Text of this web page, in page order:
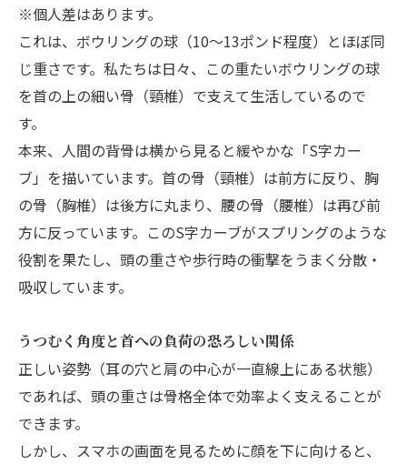
※個人差はあります。
これは、ボウリングの球（10〜13ポンド程度）とほぼ同
じ重さです。私たちは日々、この重たいボウリングの球
を首の上の細い骨（頸椎）で支えて生活しているので
す。
本来、人間の背骨は横から見ると緩やかな「S字カー
ブ」を描いています。首の骨（頸椎）は前方に反り、胸
の骨（胸椎）は後方に丸まり、腰の骨（腰椎）は再び前
方に反っています。このS字カーブがスプリングのような
役割を果たし、頭の重さや歩行時の衝撃をうまく分散・
吸収しています。
うつむく角度と首への負荷の恐ろしい関係
正しい姿勢（耳の穴と肩の中心が一直線上にある状態）
であれば、頭の重さは骨格全体で効率よく支えることが
できます。
しかし、スマホの画面を見るために顔を下に向けると、